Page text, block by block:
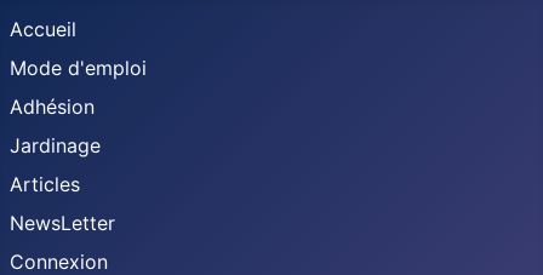
Accueil
Mode d'emploi
Adhésion
Jardinage
Articles
NewsLetter
Connexion